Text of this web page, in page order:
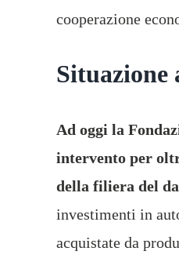
cooperazione
Ad oggi la
intervento per
della filiera del
investimenti in
acquistate da